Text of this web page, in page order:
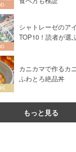
シャトレーゼのア
TOP10！読者が選
カニカマで作るカ
ふわとろ絶品丼
もっと見る